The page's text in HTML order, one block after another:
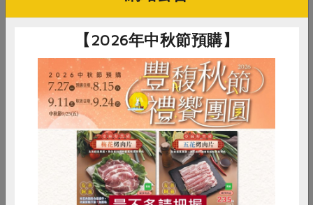
原文刊登於 2023年08月231期
用科技與愛養殖的新鮮水產
# 食譜 # 創意料理 # 蛋
RPET 食譜 減硝酸鹽
雞蛋 食安 共同購買
【2026年中秋節預購】